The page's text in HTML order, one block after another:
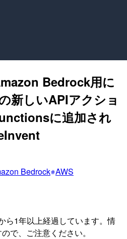
Bedrock用に
新しいAPIアクショ
に追加され
Bedrock AWS
ら1年以上経過しています。情
で、ご注意ください。